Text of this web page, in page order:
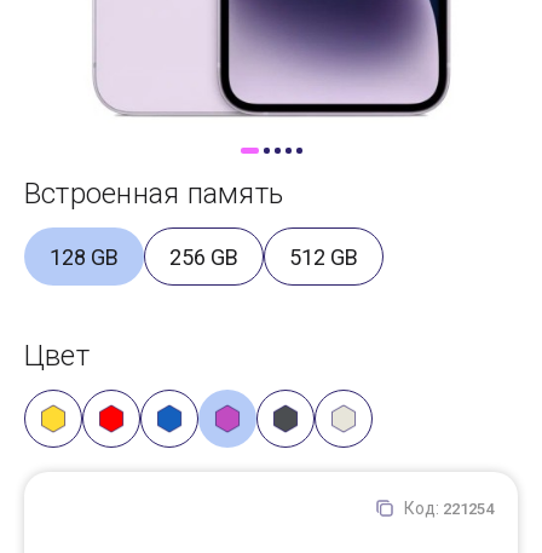
Встроенная память
128 GB 256 GB 512 GB
Цвет
Код: 221254